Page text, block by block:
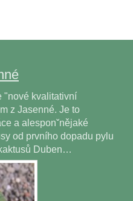
"nové kvalitativní
z Jasenné. Je to
a alesponˇnějaké
od prvního dopadu pylu
Duben…